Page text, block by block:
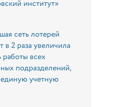
институт»
сеть лотерей
в 2 раза увеличила
работы всех
подразделений,
учетную